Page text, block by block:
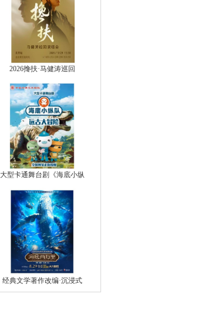
2026搀扶·马健涛巡回
大型卡通舞台剧《海底小纵
经典文学著作改编·沉浸式